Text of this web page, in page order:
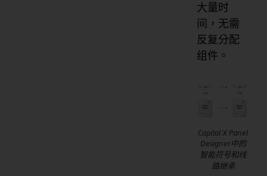
大量时
间，无需
反复分配
组件。
Capital X Panel
Designer中的
智能符号和线
路继承